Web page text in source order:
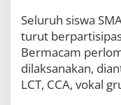
Seluruh siswa
turut
Bermacam
dilaksanakan,
LCT, CCA, vokal